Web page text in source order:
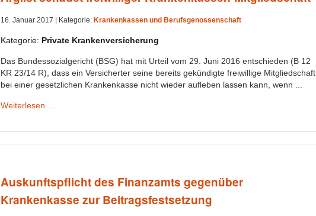
16. Januar 2017 | Kategorie: Krankenkassen und Berufsgenossenschaft
Kategorie: Private Krankenversicherung
Das Bundessozialgericht (BSG) hat mit Urteil vom 29. Juni 2016 entschieden (B 12
KR 23/14 R), dass ein Versicherter seine bereits gekündigte freiwillige Mitgliedschaft
bei einer gesetzlichen Krankenkasse nicht wieder aufleben lassen kann, wenn ...
Weiterlesen …
Auskunftspflicht des Finanzamts gegenüber
Krankenkasse zur Beitragsfestsetzung